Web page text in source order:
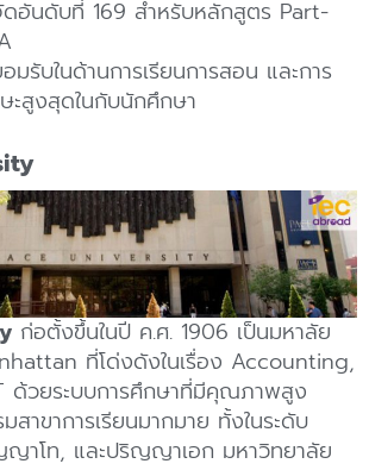
ดอันดับที่ 169 สำหรับหลักสูตร Part-
มรับในด้านการเรียนการสอน และการ
สูงสุดในกับนักศึกษา
ก่อตั้งขึ้นในปี ค.ศ. 1906 เป็นมหาลัย
ที่โด่งดังในเรื่อง Accounting,
ด้วยระบบการศึกษาที่มีคุณภาพสูง
สาขาการเรียนมากมาย ทั้งในระดับ
โท, และปริญญาเอก มหาวิทยาลัย